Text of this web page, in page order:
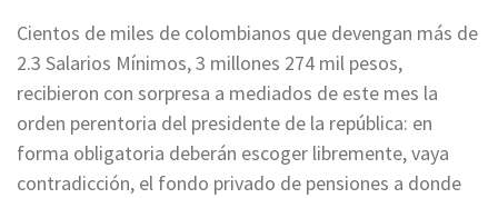
Cientos de miles de colombianos que devengan más de
2.3 Salarios Mínimos, 3 millones 274 mil pesos,
recibieron con sorpresa a mediados de este mes la
orden perentoria del presidente de la república: en
forma obligatoria deberán escoger libremente, vaya
contradicción, el fondo privado de pensiones a donde